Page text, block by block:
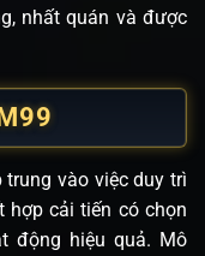
nhất quán và được
trung vào việc duy trì
hợp cải tiến có chọn
động hiệu quả. Mô